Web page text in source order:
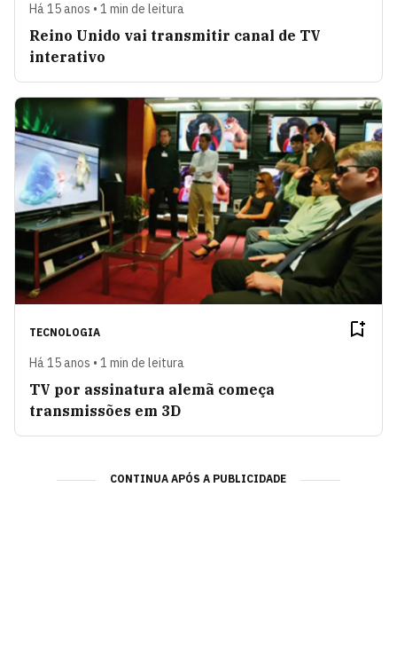
Há 15 anos • 1 min de leitura
Reino Unido vai transmitir canal de TV
interativo
TECNOLOGIA
Há 15 anos • 1 min de leitura
TV por assinatura alemã começa
transmissões em 3D
CONTINUA APÓS A PUBLICIDADE